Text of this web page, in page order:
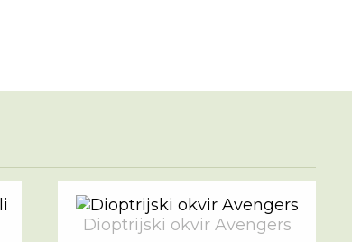
Dioptrijski okvir Avengers